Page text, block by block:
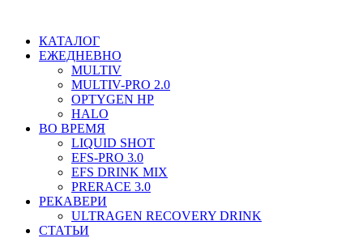
содержимому
КАТАЛОГ
ЕЖЕДНЕВНО
MULTIV
MULTIV-PRO 2.0
OPTYGEN HP
HALO
ВО ВРЕМЯ
LIQUID SHOT
EFS-PRO 3.0
EFS DRINK MIX
PRERACE 3.0
РЕКАВЕРИ
ULTRAGEN RECOVERY DRINK
СТАТЬИ